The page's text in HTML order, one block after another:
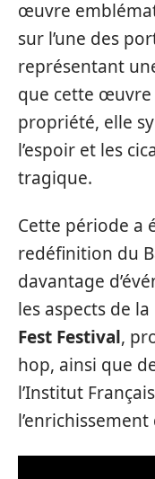
œuvre
sur l’une des
représentant
que cette œuvre
propriété, elle
l’espoir et les
tragique.
Cette période a
redéfinition du
davantage
les aspects de
Fest Festival,
hop, ainsi que
l’Institut